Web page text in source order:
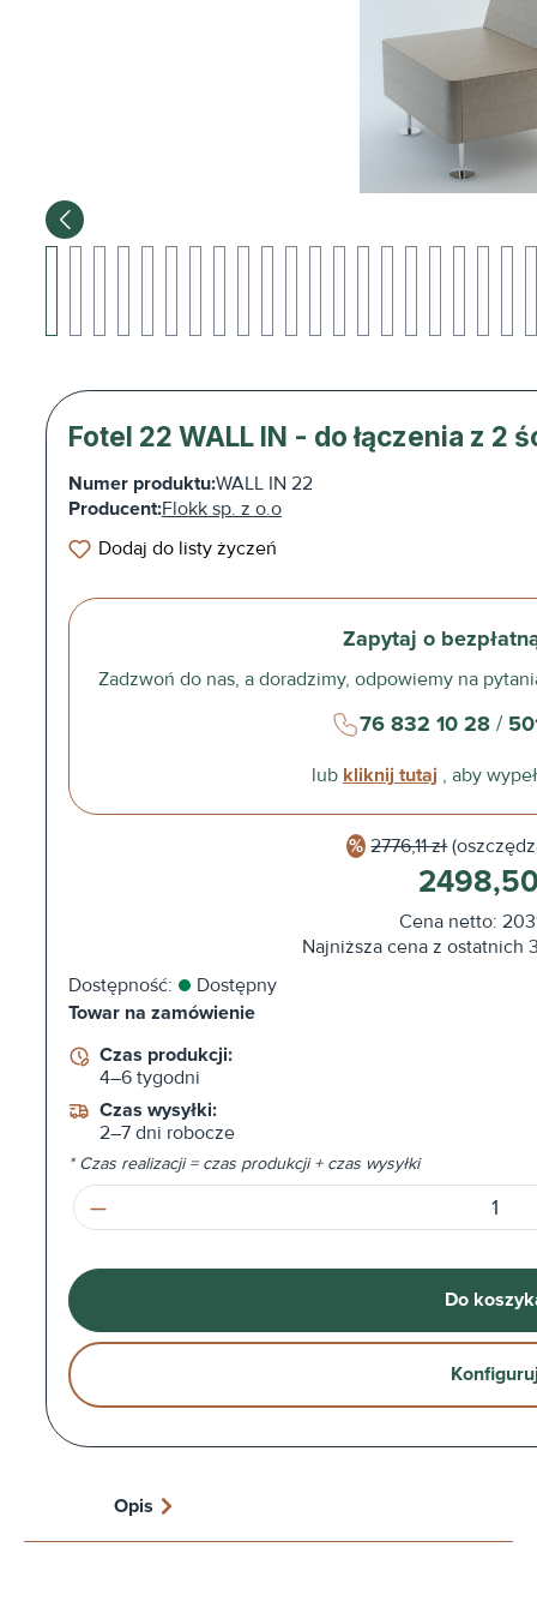
Fotel 22 WALL IN - do łączenia z 2
Numer produktu:WALL IN 22
Producent:Flokk sp. z o.o
Dodaj do listy życzeń
Zapytaj o
Zadzwoń do nas, a doradzimy, odpowiemy na
76 832 10 28/
lub kliknij tutaj , aby
2776,11 zł
Cena netto:
Najniższa cena z ostatnich
Dostępność:
Dostępny
Towar na zamówienie
Czas produkcji:
4–6 tygodni
Czas wysyłki:
2–7 dni robocze
* Czas realizacji = czas produkcji + czas wysyłki
Ilość produktu: Wprowadź żądaną
Do
Opis